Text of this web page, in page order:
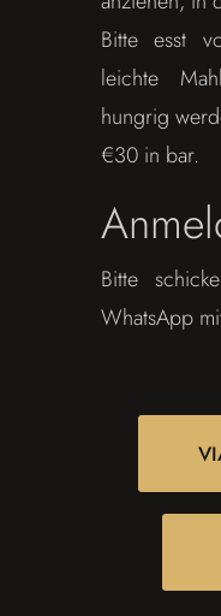
Bitte esst
leichte
hungrig
€30 in bar.
Bitte
WhatsApp